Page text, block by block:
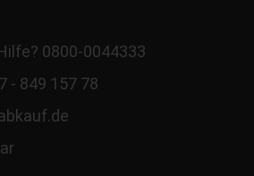
0800-0044333
- 849 157 78